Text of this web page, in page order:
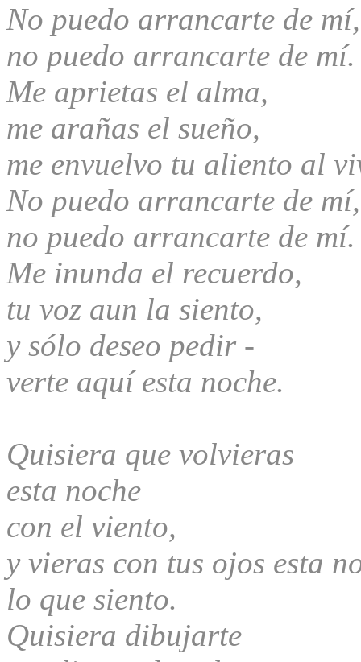
No puedo arrancarte de mí,
no puedo arrancarte de mí.
Me aprietas el alma,
me arañas el sueño,
me envuelvo tu aliento al
No puedo arrancarte de mí,
no puedo arrancarte de mí.
Me inunda el recuerdo,
tu voz aun la siento,
y sólo deseo pedir -
verte aquí esta noche.
Quisiera que volvieras
esta noche
con el viento,
y vieras con tus ojos esta
lo que siento.
Quisiera dibujarte